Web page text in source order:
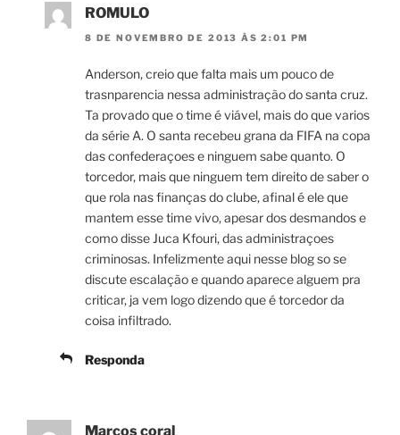
ROMULO
8 DE NOVEMBRO DE 2013 ÀS 2:01 PM
Anderson, creio que falta mais um pouco de
trasnparencia nessa administração do santa cruz.
Ta provado que o time é viável, mais do que varios
da série A. O santa recebeu grana da FIFA na copa
das confederaçoes e ninguem sabe quanto. O
torcedor, mais que ninguem tem direito de saber o
que rola nas finanças do clube, afinal é ele que
mantem esse time vivo, apesar dos desmandos e
como disse Juca Kfouri, das administraçoes
criminosas. Infelizmente aqui nesse blog so se
discute escalação e quando aparece alguem pra
criticar, ja vem logo dizendo que é torcedor da
coisa infiltrado.
Responda
Marcos coral